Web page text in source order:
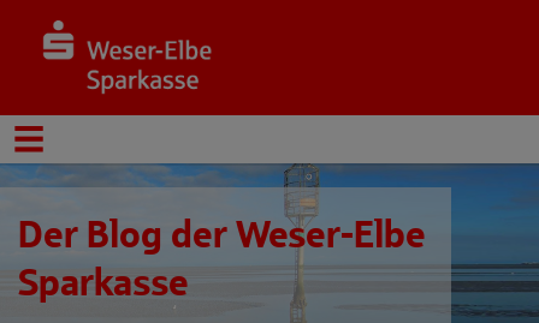
Der Blog der Weser-Elbe
Sparkasse